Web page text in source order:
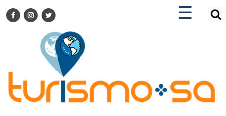
☰
×
TURISMO SA FOR BUSINESS
DESTINOS NACIONAIS
DESTINOS INTERNACIONAIS
CITY BREAK
TURISMO E MERCADO
×
ENCONTRE SUA NOTÍCIA